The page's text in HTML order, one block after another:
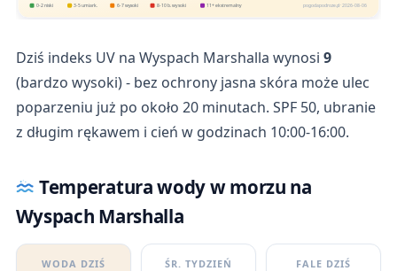
0-2 niski 3-5 umiark. 6-7 wysoki 8-10 b. wysoki 11+ ekstremalny pogodapodroze.pl · 2026-08-06
Dziś indeks UV na Wyspach Marshalla wynosi 9
(bardzo wysoki) - bez ochrony jasna skóra może ulec
poparzeniu już po około 20 minutach. SPF 50, ubranie
z długim rękawem i cień w godzinach 10:00-16:00.
Temperatura wody w morzu na
Wyspach Marshalla
WODA DZIŚ ŚR. TYDZIEŃ FALE DZIŚ